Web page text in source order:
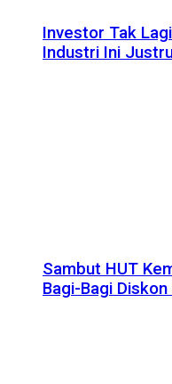
Investor Tak
Industri Ini
Sambut HUT
Bagi-Bagi